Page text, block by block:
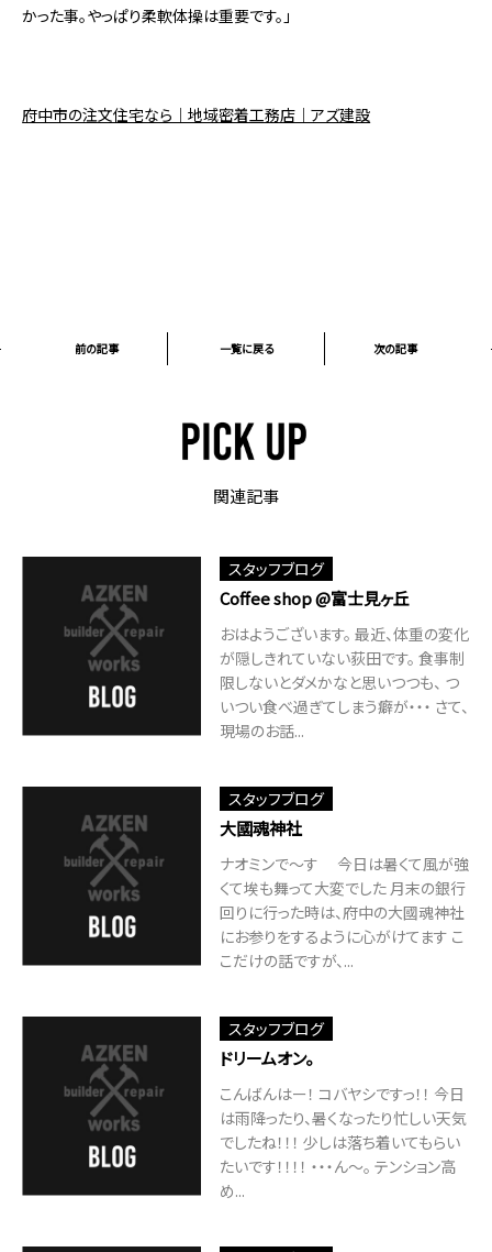
かった事。やっぱり柔軟体操は重要です。」
府中市の注文住宅なら｜地域密着工務店｜アズ建設
前の記事 一覧に戻る 次の記事
関連記事
スタッフブログ
Coffee shop @富士見ヶ丘
おはようございます。 最近、体重の変化
が隠しきれていない荻田です。 食事制
限しないとダメかなと思いつつも、 つ
いつい食べ過ぎてしまう癖が・・・ さて、
現場のお話...
スタッフブログ
大國魂神社
ナオミンで～す 今日は暑くて風が強
くて埃も舞って大変でした 月末の銀行
回りに行った時は、府中の大國魂神社
にお参りをするように心がけてます こ
こだけの話ですが、...
スタッフブログ
ドリームオン。
こんばんはー！ コバヤシですっ！！ 今日
は雨降ったり、暑くなったり忙しい天気
でしたね！！！ 少しは落ち着いてもらい
たいです！！！！ ・・・ん～。 テンション高
め...